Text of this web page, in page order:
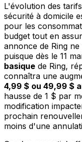
L'évolution des
sécurité à domicile
pour les
budget tout en
annonce de Ring
puisque dès le 11
basique de Ring,
connaîtra une
4,99 $ ou 49,99 $
hausse de 1 $ par
modification
prochain
moins d'une